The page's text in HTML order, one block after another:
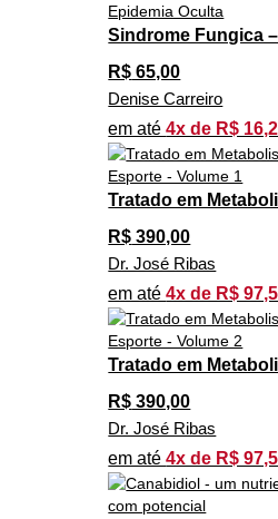
Sindrome Fungica
R$ 65,00
Denise Carreiro
em até4x de R$
Tratado em
R$ 390,00
Dr. José Ribas
em até4x de R$
Tratado em
R$ 390,00
Dr. José Ribas
em até4x de R$